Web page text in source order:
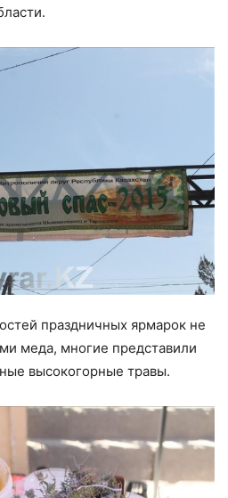
праздничных ярмарок не
меда, многие представили
высокогорные травы.